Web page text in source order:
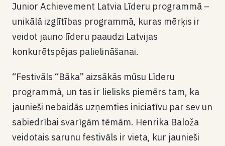
Junior Achievement Latvia Līderu programmā –
unikālā izglītības programmā, kuras mērķis ir
veidot jauno līderu paaudzi Latvijas
konkurētspējas palielināšanai.
“Festivāls “Bāka” aizsākās mūsu Līderu
programmā, un tas ir lielisks piemērs tam, ka
jaunieši nebaidās uzņemties iniciatīvu par sev un
sabiedrībai svarīgām tēmām. Henrika Baloža
veidotais sarunu festivāls ir vieta, kur jaunieši